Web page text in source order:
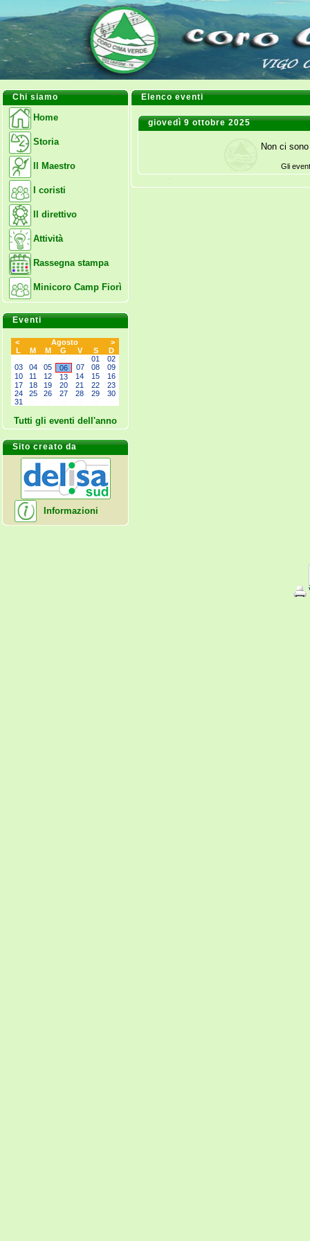
Chi siamo
Home
Storia
Il Maestro
I coristi
Il direttivo
Attività
Rassegna stampa
Minicoro Camp Fiorì
Eventi
< Agosto
>
L
M M G V S
D
01
02
03
04 05 06 07 08
09
10
11 12 13 14 15
16
17
18 19 20 21 22
23
24
25 26 27 28 29
30
31
Tutti gli eventi dell'anno
Sito creato da
Informazioni
Elenco eventi
giovedì 9 ottobre 2025
Non ci
Gli